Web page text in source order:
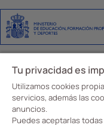
Código y canal ético
© Davante 2026
Tu privacidad es
Utilizamos cookies
servicios, además las
anuncios.
Puedes aceptarlas